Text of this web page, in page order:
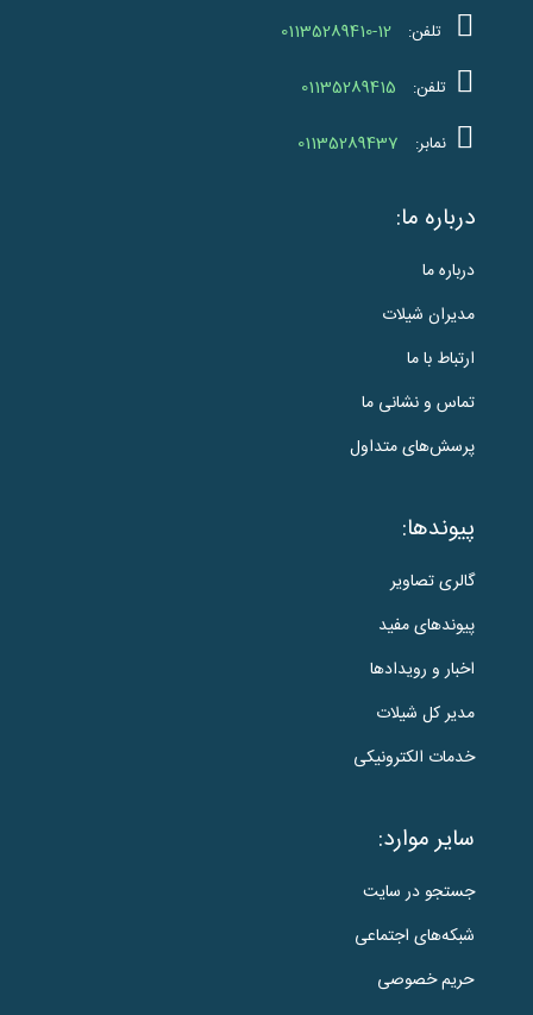
تلفن: 01135289410-12
تلفن: 01135289415
نمابر: 01135289437
درباره ما:
درباره ما
مدیران شیلات
ارتباط با ما
تماس و نشانی ما
پرسش‌های متداول
پیوندها:
گالری تصاویر
پیوندهای مفید
اخبار و رویدادها
مدیر کل شیلات
خدمات الکترونیکی
سایر موارد:
جستجو در سایت
شبکه‌های اجتماعی
حریم خصوصی